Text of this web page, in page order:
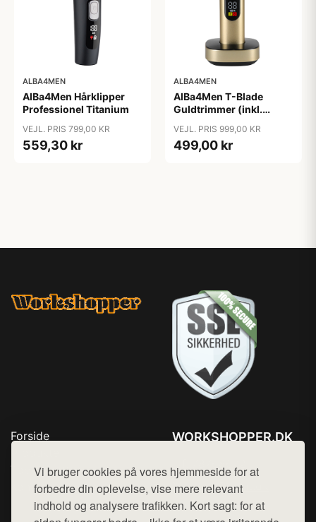
Vi bruger cookies på vores hjemmeside for at
forbedre din oplevelse, vise mere relevant
indhold og analysere trafikken. Kort sagt: for at
ALBA4MEN
AlBa4Men Hårklipper
Professionel Titanium
VEJL. PRIS 799,00 KR
559,30 kr
ALBA4MEN
AlBa4Men T-Blade
Guldtrimmer (inkl.
VEJL. PRIS 999,00 KR
499,00 kr
Forside
Top Rabatter
Kontakt
WORKSHOPPER.DK
Mail: hej@want.dk
Cookie- og privatlivspolitik